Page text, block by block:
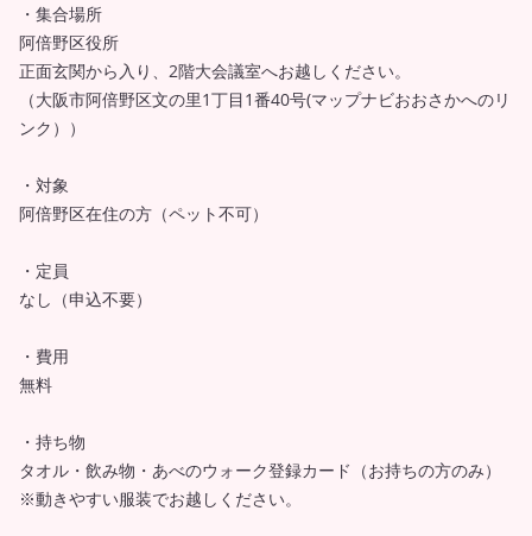
・集合場所
阿倍野区役所
正面玄関から入り、2階大会議室へお越しください。
（大阪市阿倍野区文の里1丁目1番40号(マップナビおおさかへのリ
ンク））
・対象
阿倍野区在住の方（ペット不可）
・定員
なし（申込不要）
・費用
無料
・持ち物
タオル・飲み物・あべのウォーク登録カード（お持ちの方のみ）
※動きやすい服装でお越しください。